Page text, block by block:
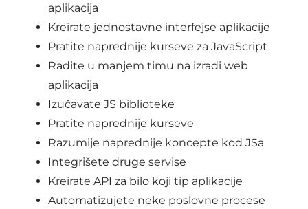
aplikacija
Kreirate jednostavne interfejse aplikacije
Pratite naprednije kurseve za JavaScript
Radite u manjem timu na izradi web
aplikacija
Izučavate JS biblioteke
Pratite naprednije kurseve
Razumije naprednije koncepte kod JSa
Integrišete druge servise
Kreirate API za bilo koji tip aplikacije
Automatizujete neke poslovne procese